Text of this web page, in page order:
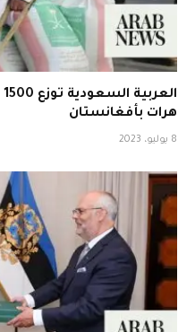
هرات بأفغانستان
8 يوليو، 2023